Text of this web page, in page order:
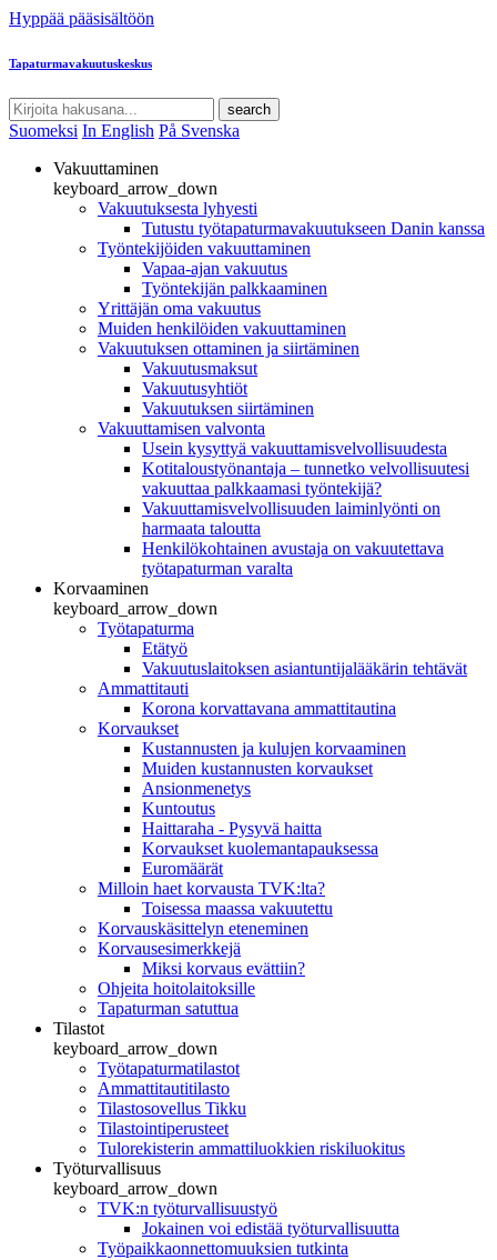
Hyppää pääsisältöön
Tapaturmavakuutuskeskus
search
Suomeksi In English På Svenska
Vakuuttaminen
keyboard_arrow_down
Vakuutuksesta lyhyesti
Tutustu työtapaturmavakuutukseen Danin kanssa
Työntekijöiden vakuuttaminen
Vapaa-ajan vakuutus
Työntekijän palkkaaminen
Yrittäjän oma vakuutus
Muiden henkilöiden vakuuttaminen
Vakuutuksen ottaminen ja siirtäminen
Vakuutusmaksut
Vakuutusyhtiöt
Vakuutuksen siirtäminen
Vakuuttamisen valvonta
Usein kysyttyä vakuuttamisvelvollisuudesta
Kotitaloustyönantaja – tunnetko velvollisuutesi
vakuuttaa palkkaamasi työntekijä?
Vakuuttamisvelvollisuuden laiminlyönti on
harmaata taloutta
Henkilökohtainen avustaja on vakuutettava
työtapaturman varalta
Korvaaminen
keyboard_arrow_down
Työtapaturma
Etätyö
Vakuutuslaitoksen asiantuntijalääkärin tehtävät
Ammattitauti
Korona korvattavana ammattitautina
Korvaukset
Kustannusten ja kulujen korvaaminen
Muiden kustannusten korvaukset
Ansionmenetys
Kuntoutus
Haittaraha - Pysyvä haitta
Korvaukset kuolemantapauksessa
Euromäärät
Milloin haet korvausta TVK:lta?
Toisessa maassa vakuutettu
Korvauskäsittelyn eteneminen
Korvausesimerkkejä
Miksi korvaus evättiin?
Ohjeita hoitolaitoksille
Tapaturman satuttua
Tilastot
keyboard_arrow_down
Työtapaturmatilastot
Ammattitautitilasto
Tilastosovellus Tikku
Tilastointiperusteet
Tulorekisterin ammattiluokkien riskiluokitus
Työturvallisuus
keyboard_arrow_down
TVK:n työturvallisuustyö
Jokainen voi edistää työturvallisuutta
Työpaikkaonnettomuuksien tutkinta